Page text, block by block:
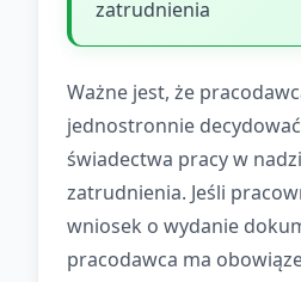
zatrudnienia
Ważne jest, że
jednostronnie
świadectwa pracy w
zatrudnienia. Jeśli
wniosek o wydanie
pracodawca ma